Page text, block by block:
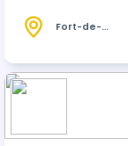
Fort-de-